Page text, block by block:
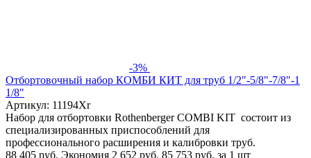
-3%
Отбортовочный набор КОМБИ КИТ для труб 1/2"-5/8"-7/8"-1
1/8"
Артикул: 11194Xr
Набор для отбортовки Rothenberger COMBI KIT состоит из
специализированных приспособлений для
профессионального расширения и калибровки труб.
88 405 руб. Экономия 2 652 руб. 85 753 руб. за 1 шт